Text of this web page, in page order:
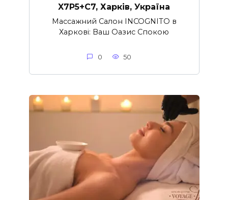
X7P5+C7, Харків, Україна
Массажний Салон INCOGNITO в
Харкові: Ваш Оазис Спокою
0 50